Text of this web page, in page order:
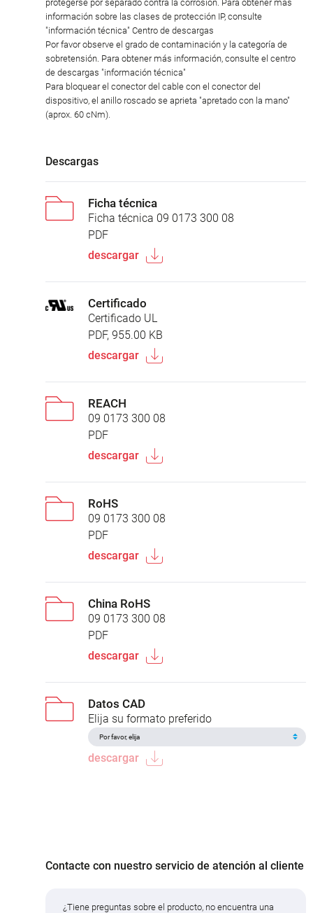
protegerse por separado contra la corrosión. Para obtener más
información sobre las clases de protección IP, consulte
"información técnica" Centro de descargas
Por favor observe el grado de contaminación y la categoría de
sobretensión. Para obtener más información, consulte el centro
de descargas "información técnica"
Para bloquear el conector del cable con el conector del
dispositivo, el anillo roscado se aprieta "apretado con la mano"
(aprox. 60 cNm).
Descargas
Ficha técnica
Ficha técnica 09 0173 300 08
PDF
descargar
Certificado
Certificado UL
PDF, 955.00 KB
descargar
REACH
09 0173 300 08
PDF
descargar
RoHS
09 0173 300 08
PDF
descargar
China RoHS
09 0173 300 08
PDF
descargar
Datos CAD
Elija su formato preferido
descargar
Contacte con nuestro servicio de atención al cliente
¿Tiene preguntas sobre el producto, no encuentra una